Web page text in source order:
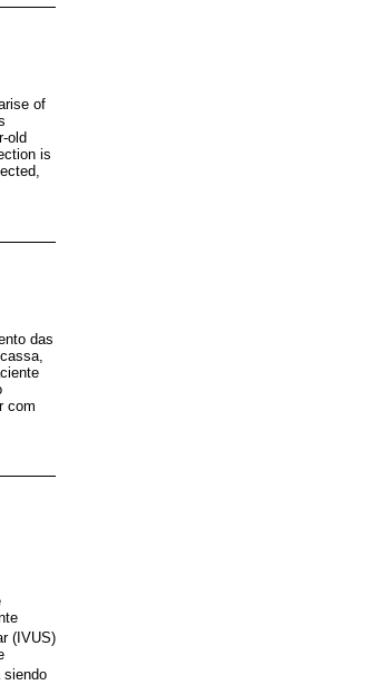
of
old
is
das
com
(IVUS)
siendo